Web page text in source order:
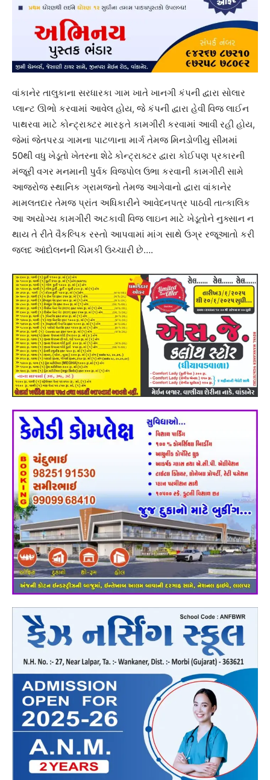
વાંકાનેર તાલુકાના સરધારકા ગામ ખાતે ખાનગી કંપની દ્વારા સોલાર
પ્લાન્ટ ઊભો કરવામાં આવેલ હોય, જે કંપની દ્વારા હેવી વિજ લાઈન
પાથરવા માટે કોન્ટ્રાક્ટર મારફતે કામગીરી કરવામાં આવી રહી હોય,
જેમાં જેતપરડા ગામના પાટળાના માર્ગ તેમજ મિનડોળીયુ સીમમાં
50થી વધુ ખેડૂતો ખેતરના શેઢે કોન્ટ્રાક્ટર દ્વારા કોઈપણ પ્રકારની
મંજૂરી વગર મનમાની પુર્વક વિજપોલ ઉભા કરવાની કામગીરી સામે
આજરોજ સ્થાનિક ગ્રામજનો તેમજ આગેવાનો દ્વારા વાંકાનેર
મામલતદાર તેમજ પ્રાંત અધિકારીને આવેદનપત્ર પાઠવી તાત્કાલિક
આ અયોગ્ય કામગીરી અટકાવી વિજ લાઇન માટે ખેડૂતોને નુક્સાન ન
થાય તે રીતે વૈકલ્પિક રસ્તો આપવામાં માંગ સાથે ઉગ્ર રજૂઆતો કરી
જલદ આંદોલનની ચિમકી ઉચ્ચારી છે….